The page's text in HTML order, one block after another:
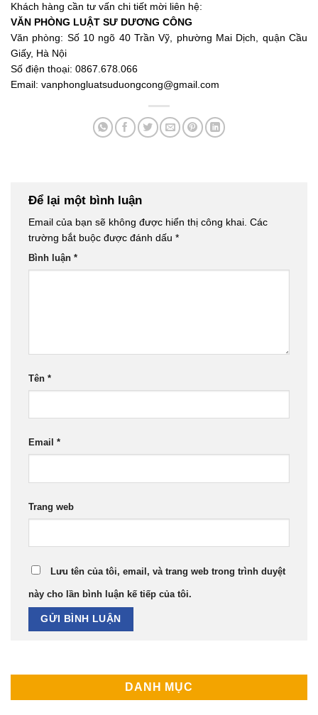
Khách hàng cần tư vấn chi tiết mời liên hệ:
VĂN PHÒNG LUẬT SƯ DƯƠNG CÔNG
Văn phòng: Số 10 ngõ 40 Trần Vỹ, phường Mai Dịch, quận Cầu
Giấy, Hà Nội
Số điện thoại: 0867.678.066
Email: vanphongluatsuduongcong@gmail.com
Để lại một bình luận
Email của bạn sẽ không được hiển thị công khai. Các
trường bắt buộc được đánh dấu *
Bình luận *
Tên *
Email *
Trang web
Lưu tên của tôi, email, và trang web trong trình duyệt
này cho lần bình luận kế tiếp của tôi.
DANH MỤC